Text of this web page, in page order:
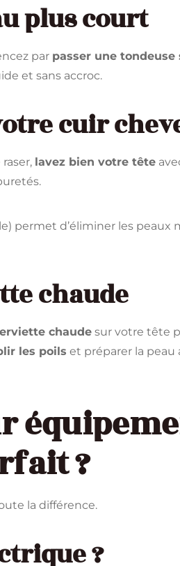
plus court
par passer une tondeuse
et sans accroc.
cuir
lavez bien votre tête
permet d’éliminer les peaux
chaude
chaude sur votre tête
les poils et préparer la peau
?
la différence.
?